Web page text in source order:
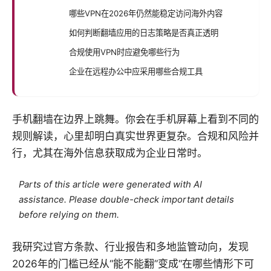
哪些VPN在2026年仍然能稳定访问海外内容
如何判断翻墙应用的日志策略是否真正透明
合规使用VPN时应避免哪些行为
企业在远程办公中应采用哪些合规工具
手机翻墙在边界上跳舞。你会在手机屏幕上看到不同的
规则解读，心里却明白真实世界更复杂。合规和风险并
行，尤其在海外信息获取成为企业日常时。
Parts of this article were generated with AI
assistance. Please double-check important details
before relying on them.
我研究过官方条款、行业报告和多地监管动向，发现
2026年的门槛已经从“能不能翻”变成“在哪些情形下可